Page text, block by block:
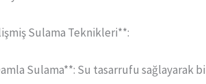
Sulama Teknikleri**:
Sulama**: Su tasarrufu sağlayarak